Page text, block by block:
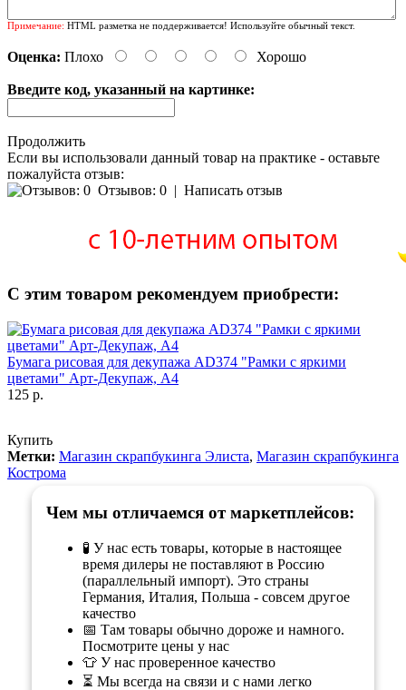
Примечание: HTML разметка не поддерживается! Используйте обычный текст.
Оценка: Плохо Хорошо
Введите код, указанный на картинке:
Продолжить
Если вы использовали данный товар на практике - оставьте
пожалуйста отзыв:
Отзывов: 0 | Написать отзыв
С этим товаром рекомендуем приобрести:
Бумага рисовая для декупажа AD374 "Рамки с яркими
цветами" Арт-Декупаж, А4
125 р.
Купить
Метки: Магазин скрапбукинга Элиста, Магазин скрапбукинга
Кострома
Чем мы отличаемся от маркетплейсов:
🧪 У нас есть товары, которые в настоящее
время дилеры не поставляют в Россию
(параллельный импорт). Это страны
Германия, Италия, Польша - совсем другое
качество
📅 Там товары обычно дороже и намного.
Посмотрите цены у нас
👕 У нас проверенное качество
⏳ Мы всегда на связи и с нами легко